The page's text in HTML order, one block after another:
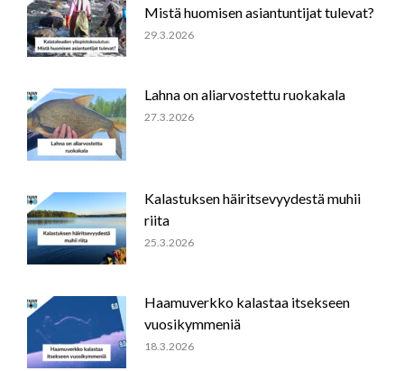
Mistä huomisen asiantuntijat tulevat?
29.3.2026
Lahna on aliarvostettu ruokakala
27.3.2026
Kalastuksen häiritsevyydestä muhii
riita
25.3.2026
Haamuverkko kalastaa itsekseen
vuosikymmeniä
18.3.2026